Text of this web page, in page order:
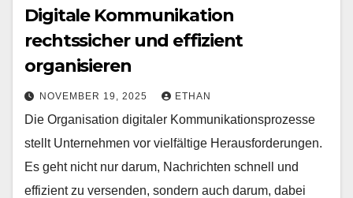
Digitale Kommunikation
rechtssicher und effizient
organisieren
NOVEMBER 19, 2025 ETHAN
Die Organisation digitaler Kommunikationsprozesse
stellt Unternehmen vor vielfältige Herausforderungen.
Es geht nicht nur darum, Nachrichten schnell und
effizient zu versenden, sondern auch darum, dabei